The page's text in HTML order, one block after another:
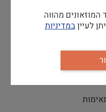
מהווה
לעייןבמדיניות